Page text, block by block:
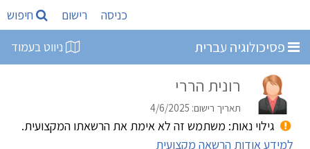
כניסה רישום חיפוש
פסיכולוגיה עברית ניווט בעמוד
רונית הררי
תאריך רישום: 4/6/2025
גילוי נאות: משתמש זה לא אימת את הרשאתו המקצועית.
למידע אודות הרשאה מקצועית